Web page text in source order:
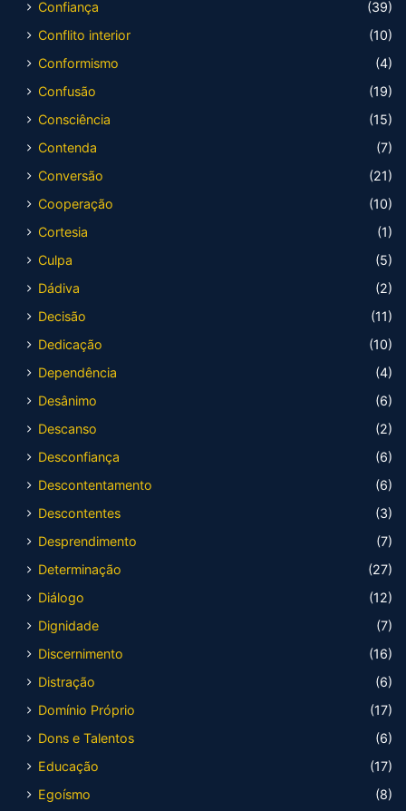
Confiança
(39)
Conflito interior
(10)
Conformismo
(4)
Confusão
(19)
Consciência
(15)
Contenda
(7)
Conversão
(21)
Cooperação
(10)
Cortesia
(1)
Culpa
(5)
Dádiva
(2)
Decisão
(11)
Dedicação
(10)
Dependência
(4)
Desânimo
(6)
Descanso
(2)
Desconfiança
(6)
Descontentamento
(6)
Descontentes
(3)
Desprendimento
(7)
Determinação
(27)
Diálogo
(12)
Dignidade
(7)
Discernimento
(16)
Distração
(6)
Domínio Próprio
(17)
Dons e Talentos
(6)
Educação
(17)
Egoísmo
(8)